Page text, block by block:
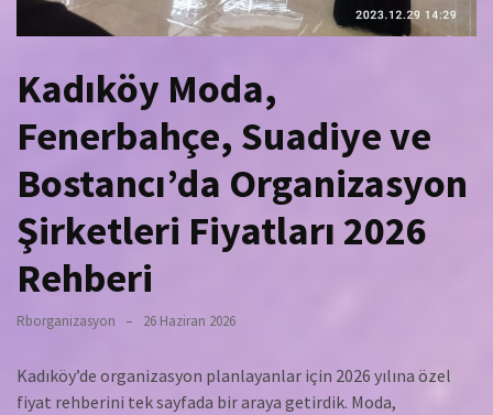
Kadıköy Moda,
Fenerbahçe, Suadiye ve
Bostancı’da Organizasyon
Şirketleri Fiyatları 2026
Rehberi
Rborganizasyon 26 Haziran 2026
Kadıköy’de organizasyon planlayanlar için 2026 yılına özel
fiyat rehberini tek sayfada bir araya getirdik. Moda,